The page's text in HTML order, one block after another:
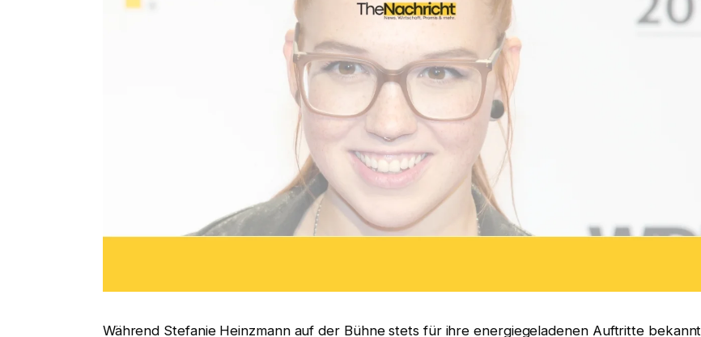
Während Stefanie Heinzmann auf der Bühne stets für ihre energiegeladenen Auftritte bekannt